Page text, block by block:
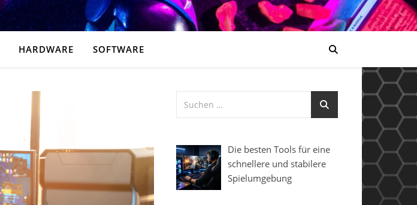
HARDWARE SOFTWARE
Die besten Tools für eine
schnellere und stabilere
Spielumgebung